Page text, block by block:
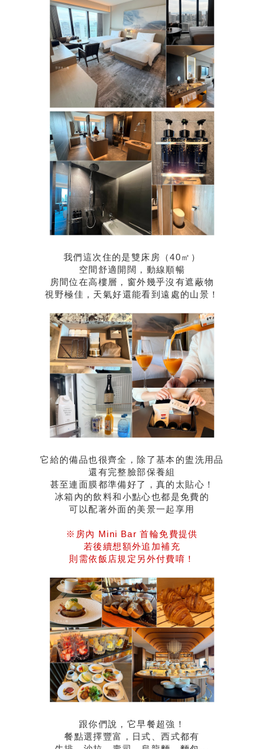
我們這次住的是雙床房（40㎡）
空間舒適開闊，動線順暢
房間位在高樓層，窗外幾乎沒有遮蔽物
視野極佳，天氣好還能看到遠處的山景！
它給的備品也很齊全，除了基本的盥洗用品
還有完整臉部保養組
甚至連面膜都準備好了，真的太貼心！
冰箱內的飲料和小點心也都是免費的
可以配著外面的美景一起享用
※房內 Mini Bar 首輪免費提供
若後續想額外追加補充
則需依飯店規定另外付費唷！
跟你們說，它早餐超強！
餐點選擇豐富，日式、西式都有